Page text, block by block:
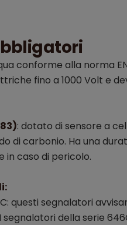
conforme alla norma
fino a 1000 Volt e
: dotato di sensore a
di carbonio. Ha una
in caso di pericolo.
questi segnalatori
della serie